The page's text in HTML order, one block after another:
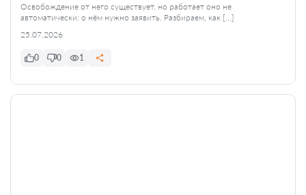
Освобождение от него существует, но работает оно не
автоматически: о нём нужно заявить. Разбираем, как […]
25.07.2026
0 0 1